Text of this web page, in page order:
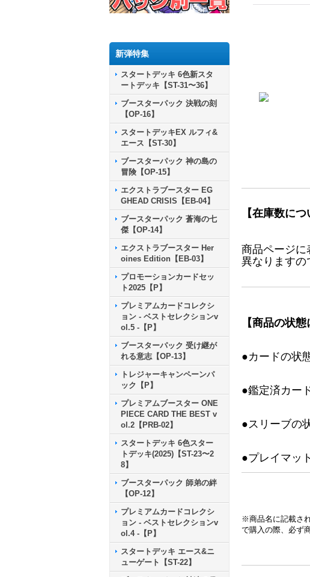
新弾特集
スタートデッキ 6色新スタ
ートデッキ【ST-31〜36】
ブースターパック 決戦の刻
【OP-16】
スタートデッキEX ルフィ&
エース【ST-30】
ブースターパック 神の島の
冒険【OP-15】
エクストラブースター EG
GHEAD CRISIS【EB-04】
ブースターパック 蒼海の七
傑【OP-14】
エクストラブースター Her
oines Edition【EB-03】
プロモーションカードセッ
ト2025【P】
プレミアムカードコレクシ
ョン - ベストセレクションv
ol.5 -【P】
ブースターパック 受け継が
れる意志【OP-13】
トレジャーキャンペーンパ
ック【P】
プレミアムブースター ONE
PIECE CARD THE BEST v
ol.2【PRB-02】
スタートデッキ 6色スター
トデッキ(2025)【ST-23〜2
8】
ブースターパック 師弟の絆
【OP-12】
プレミアムカードコレクシ
ョン - ベストセレクションv
ol.4 -【P】
スタートデッキ エース&ニ
ューゲート【ST-22】
【在庫数につ
商品ページに
異なりますの
【商品の状態
●カードの状
●鑑定済カー
●スリーブの
●プレイマッ
※商品名に記載さ
で購入の際、必ず